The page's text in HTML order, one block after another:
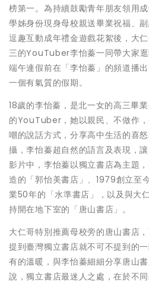
榜第一。為持續鼓勵青年朋友領用
學姊身份現身母校親送畢業祝福、
逗趣互動成年禮金遊戲花絮後，大
三的YouTuber李怡蓁一同帶大家
端午連假前在「李怡蓁」的頻道播
一個有氣質的假期。
18歲的李怡蓁，是北一女的高三畢
的YouTuber，她以親民、不做作
嘲的說話方式，分享高中生活的喜
攝，李怡蓁超自然的語言及表現，
影片中，李怡蓁以獨立書店為主題
造的「郭怡美書店」、1979創立至
業50年的「水準書店」，以及與大
持開在地下室的「唐山書店」。
大仁哥特別推薦母校旁的唐山書店
提到臺灣獨立書店就不可不提到的
有的溫暖，與李怡蓁細細分享唐山
說，獨立書店最迷人之處，在於不